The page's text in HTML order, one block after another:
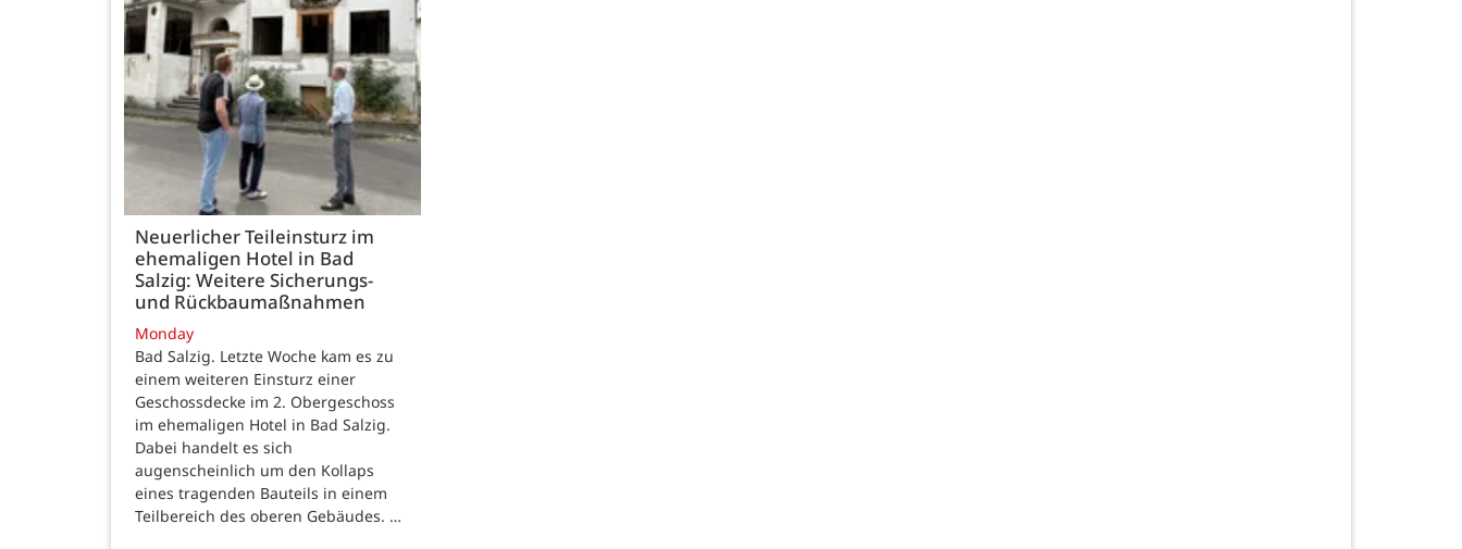
Neuerlicher Teileinsturz im
ehemaligen Hotel in Bad
Salzig: Weitere Sicherungs-
und Rückbaumaßnahmen
Monday
Bad Salzig. Letzte Woche kam es zu
einem weiteren Einsturz einer
Geschossdecke im 2. Obergeschoss
im ehemaligen Hotel in Bad Salzig.
Dabei handelt es sich
augenscheinlich um den Kollaps
eines tragenden Bauteils in einem
Teilbereich des oberen Gebäudes. …